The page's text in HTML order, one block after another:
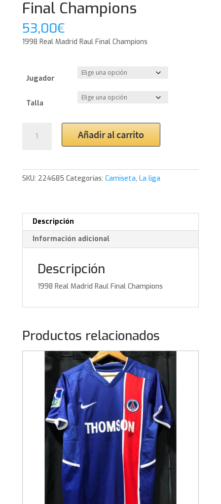
Final Champions
53,00€
1998 Real Madrid Raul Final Champions
Jugador
Talla
Final
Añadir al carrito
SKU: 224685 Categorías: Camiseta, La liga
Descripción
Información adicional
Descripción
1998 Real Madrid Raul Final Champions
Productos relacionados